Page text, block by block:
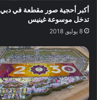
أكبر أحجية صور مقطعة في دبي
تدخل موسوعة غينيس
8 يوليو, 2018